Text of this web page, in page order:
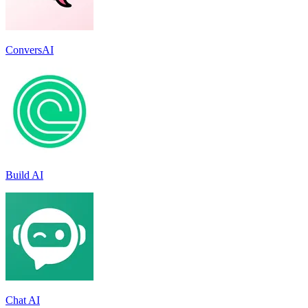
ConversAI
Build AI
Chat AI